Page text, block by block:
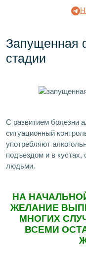
Запущенная
стадии
С развитием болезни
ситуационный
употребляют
подъездом и в
людьми.
НА
ЖЕЛАНИЕ
МНОГИХ
ВСЕМИ